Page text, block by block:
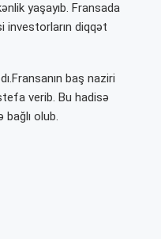
yaşayıb. Fransada
investorların diqqət
baş naziri
verib. Bu hadisə
olub.